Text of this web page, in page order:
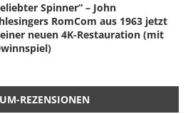
Spinner“ – John
RomCom aus 1963 jetzt
neuen 4K-Restauration (mit
REZENSIONEN